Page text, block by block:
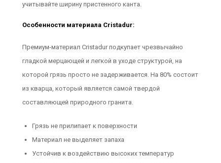
учитывайте ширину пристенного канта.
Особенности материала Cristadur:
Премиум-материал Cristadur подкупает чрезвычайно
гладкой мерцающей и легкой в уходе структурой, на
которой грязь просто не задерживается. На 80% состоит
из кварца, который является самой твердой
составляющей природного гранита.
Грязь не прилипает к поверхности
Материал не выделяет запаха
Устойчив к воздействию высоких температур